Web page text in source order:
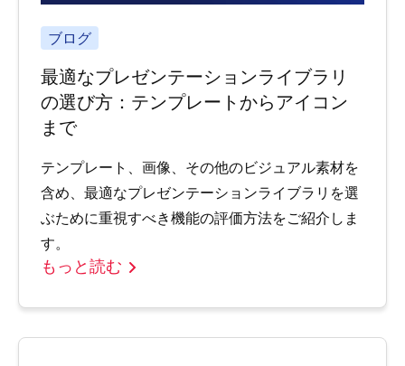
ブログ
最適なプレゼンテーションライブラリ
の選び方：テンプレートからアイコン
まで
テンプレート、画像、その他のビジュアル素材を
含め、最適なプレゼンテーションライブラリを選
ぶために重視すべき機能の評価方法をご紹介しま
す。
もっと読む